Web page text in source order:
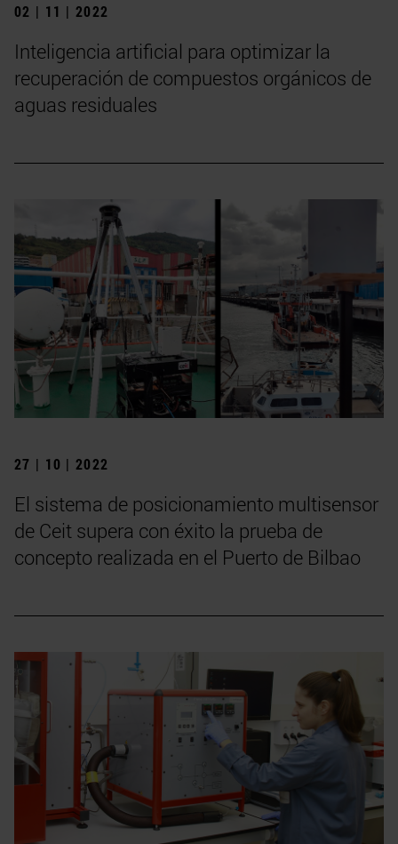
02 | 11 | 2022
Inteligencia artificial para optimizar la
recuperación de compuestos orgánicos de
aguas residuales
27 | 10 | 2022
El sistema de posicionamiento multisensor
de Ceit supera con éxito la prueba de
concepto realizada en el Puerto de Bilbao